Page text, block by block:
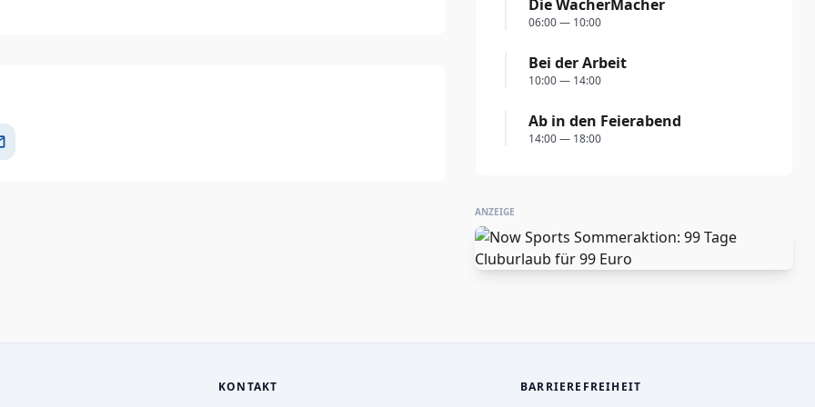
Die WacherMacher
06:00 — 10:00
Bei der Arbeit
10:00 — 14:00
Ab in den Feierabend
14:00 — 18:00
ANZEIGE
KONTAKT BARRIEREFREIHEIT